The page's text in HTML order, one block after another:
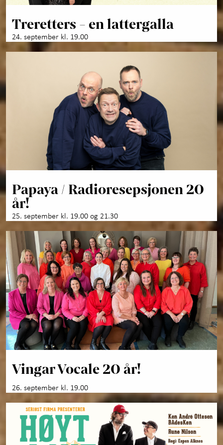
Treretters - en lattergalla
24. september kl. 19.00
Papaya / Radioresepsjonen 20
år!
25. september kl. 19.00 og 21.30
Vingar Vocale 20 år!
26. september kl. 19.00